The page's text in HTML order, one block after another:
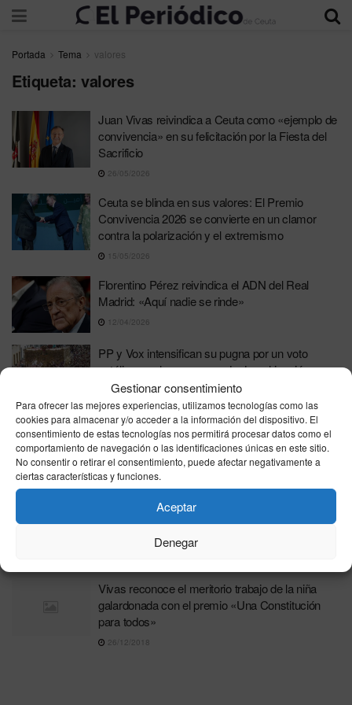
Gestionar consentimiento
Para ofrecer las mejores experiencias, utilizamos tecnologías como las
cookies para almacenar y/o acceder a la información del dispositivo. El
consentimiento de estas tecnologías nos permitirá procesar datos como el
comportamiento de navegación o las identificaciones únicas en este sitio.
No consentir o retirar el consentimiento, puede afectar negativamente a
ciertas características y funciones.
Aceptar
Denegar
Portada Tema valores
Etiqueta: valores
Juan Vivas reivindica a Ceuta como «ejemplo de
convivencia» en su felicitación por la Fiesta del
Sacrificio
26/05/2026
Ceuta se blinda en sus valores: El Premio
Convivencia 2026 se convierte en un clamor
contra la polarización y el extremismo
15/05/2026
Florentino Pérez reivindica el ADN del Real
Madrid: «Aquí nadie se rinde»
12/04/2026
PP y Vox intensifican su pugna por un voto
católico en pleno proceso de derechización
04/04/2026
Educación Integral: Más Allá de las Notas
La comunidad musulmana de Ceuta celebra el
fin del Ramadán en Loma Margarita,
promoviendo valores de solidaridad y
convivencia
Vivas reconoce el meritorio trabajo de la niña
galardonada con el premio «Una Constitución
para todos»
26/12/2018